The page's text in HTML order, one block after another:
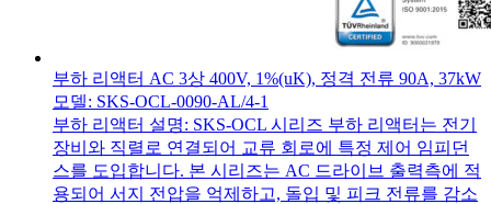
부하 리액터 AC 3상 400V, 1%(uK), 정격 전류 90A, 37kW
모델: SKS-OCL-0090-AL/4-1
부하 리액터 설명: SKS-OCL 시리즈 부하 리액터는 전기
장비와 직렬로 연결되어 교류 회로에 특정 제어 임피던
스를 도입합니다. 본 시리즈는 AC 드라이브 출력측에 적
용되어 서지 전압을 억제하고, 돌입 및 피크 전류를 감소